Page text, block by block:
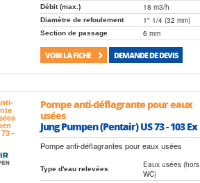
Débit (max.) 18 m3/h
Diamètre de refoulement 1" 1/4 (32 mm)
Section de passage 6 mm
VOIR LA FICHE DEMANDE DE DEVIS
Pompe anti-déflagrante pour eaux
usées
Jung Pumpen (Pentair) US 73 - 103 Ex
Pompe anti-déflagrantes pour eaux usées
Type d'eau relevées
Eaux usées (hors
WC)